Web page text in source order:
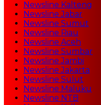
Newsline Kalteng
Newsline Jabar
Newsline Sumut
Newsline Riau
Newsline Aceh
Newsline Sumbar
Newsline Jambi
Newsline Jakarta
Newsline Sulut
Newsline Maluku
Newsline NTB